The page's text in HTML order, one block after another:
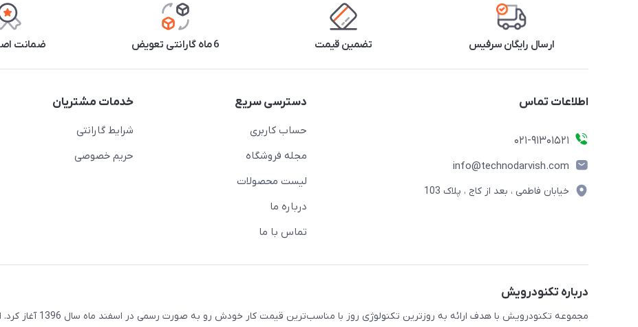
ارسال رایگان سرفیس تضمین قیمت 6 ماه گارانتی تعویض ضمانت
اطلاعات تماس
021-91301521
info@technodarvish.com
خیابان فاطمی ، بعد از کاج ، پلاک 103
دسترسی سریع
حساب کاربری
مجله فروشگاه
لیست محصولات
درباره ما
تماس با ما
خدمات مشتریان
شرایط گارانتی
حریم خصوصی
درباره تکنودرویش
مجموعه تکنودرویش با هدف ارائه به روزترین تکنولوژی روز با مناسب‌ترین قیمت کار خودش رو به صورت رسمی در اسفند ماه